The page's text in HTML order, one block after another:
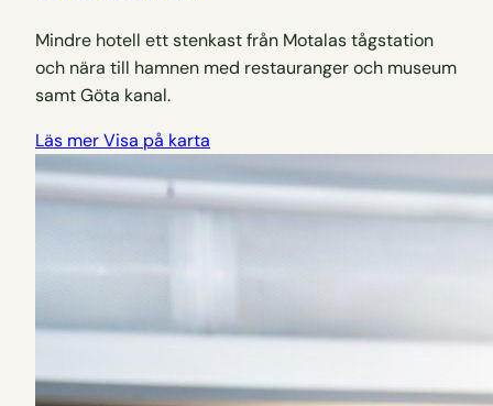
Mindre hotell ett stenkast från Motalas tågstation
och nära till hamnen med restauranger och museum
samt Göta kanal.
Läs merVisa på karta